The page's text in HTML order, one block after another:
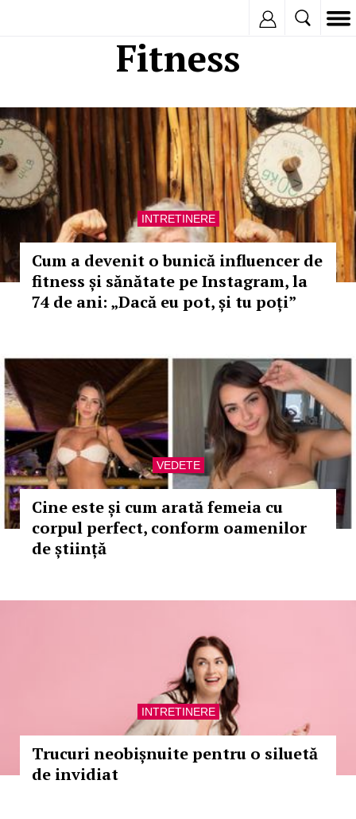
Fitness
INTRETINERE
Cum a devenit o bunică influencer de
fitness și sănătate pe Instagram, la
74 de ani: „Dacă eu pot, și tu poți”
VEDETE
Cine este și cum arată femeia cu
corpul perfect, conform oamenilor
de știință
INTRETINERE
Trucuri neobișnuite pentru o siluetă
de invidiat